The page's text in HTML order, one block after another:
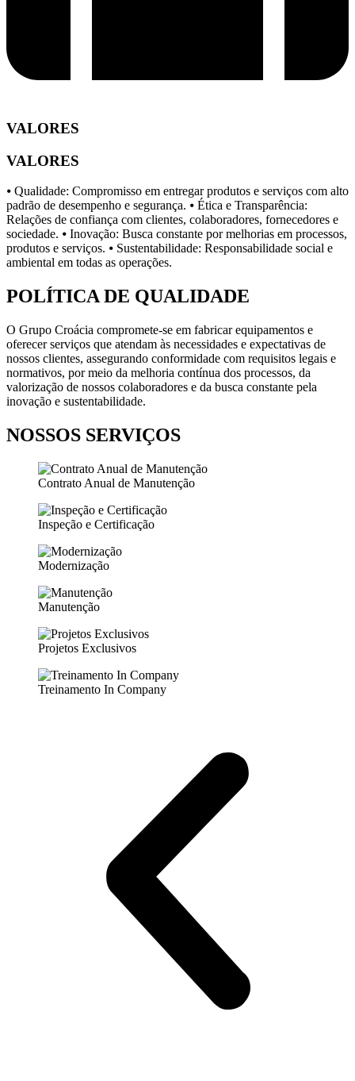
VALORES
VALORES
⦁ Qualidade: Compromisso em entregar produtos e serviços com alto
padrão de desempenho e segurança. ⦁ Ética e Transparência:
Relações de confiança com clientes, colaboradores, fornecedores e
sociedade. ⦁ Inovação: Busca constante por melhorias em processos,
produtos e serviços. ⦁ Sustentabilidade: Responsabilidade social e
ambiental em todas as operações.
POLÍTICA DE QUALIDADE
O Grupo Croácia compromete-se em fabricar equipamentos e
oferecer serviços que atendam às necessidades e expectativas de
nossos clientes, assegurando conformidade com requisitos legais e
normativos, por meio da melhoria contínua dos processos, da
valorização de nossos colaboradores e da busca constante pela
inovação e sustentabilidade.
NOSSOS SERVIÇOS
Contrato Anual de Manutenção
Inspeção e Certificação
Modernização
Manutenção
Projetos Exclusivos
Treinamento In Company